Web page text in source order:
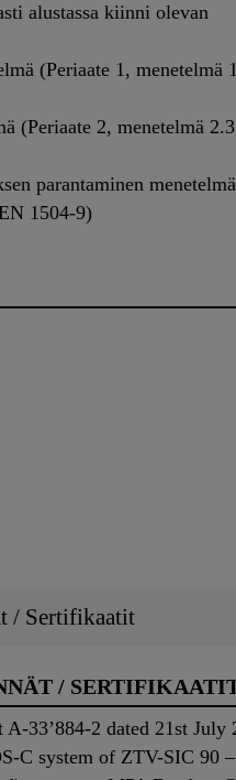
alustassa kiinni olevan
(Periaate 1, menetelmä
(Periaate 2, menetelmä 2.3
parantaminen menetelmä
1504-9)
/ Sertifikaatit
/
33’884-2 dated 21st July
C system of ZTV-SIC 90